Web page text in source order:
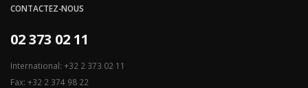
CONTACTEZ-NOUS
02 373 02 11
International: +32 2 373 02 11
Fax: +32 2 374 98 22